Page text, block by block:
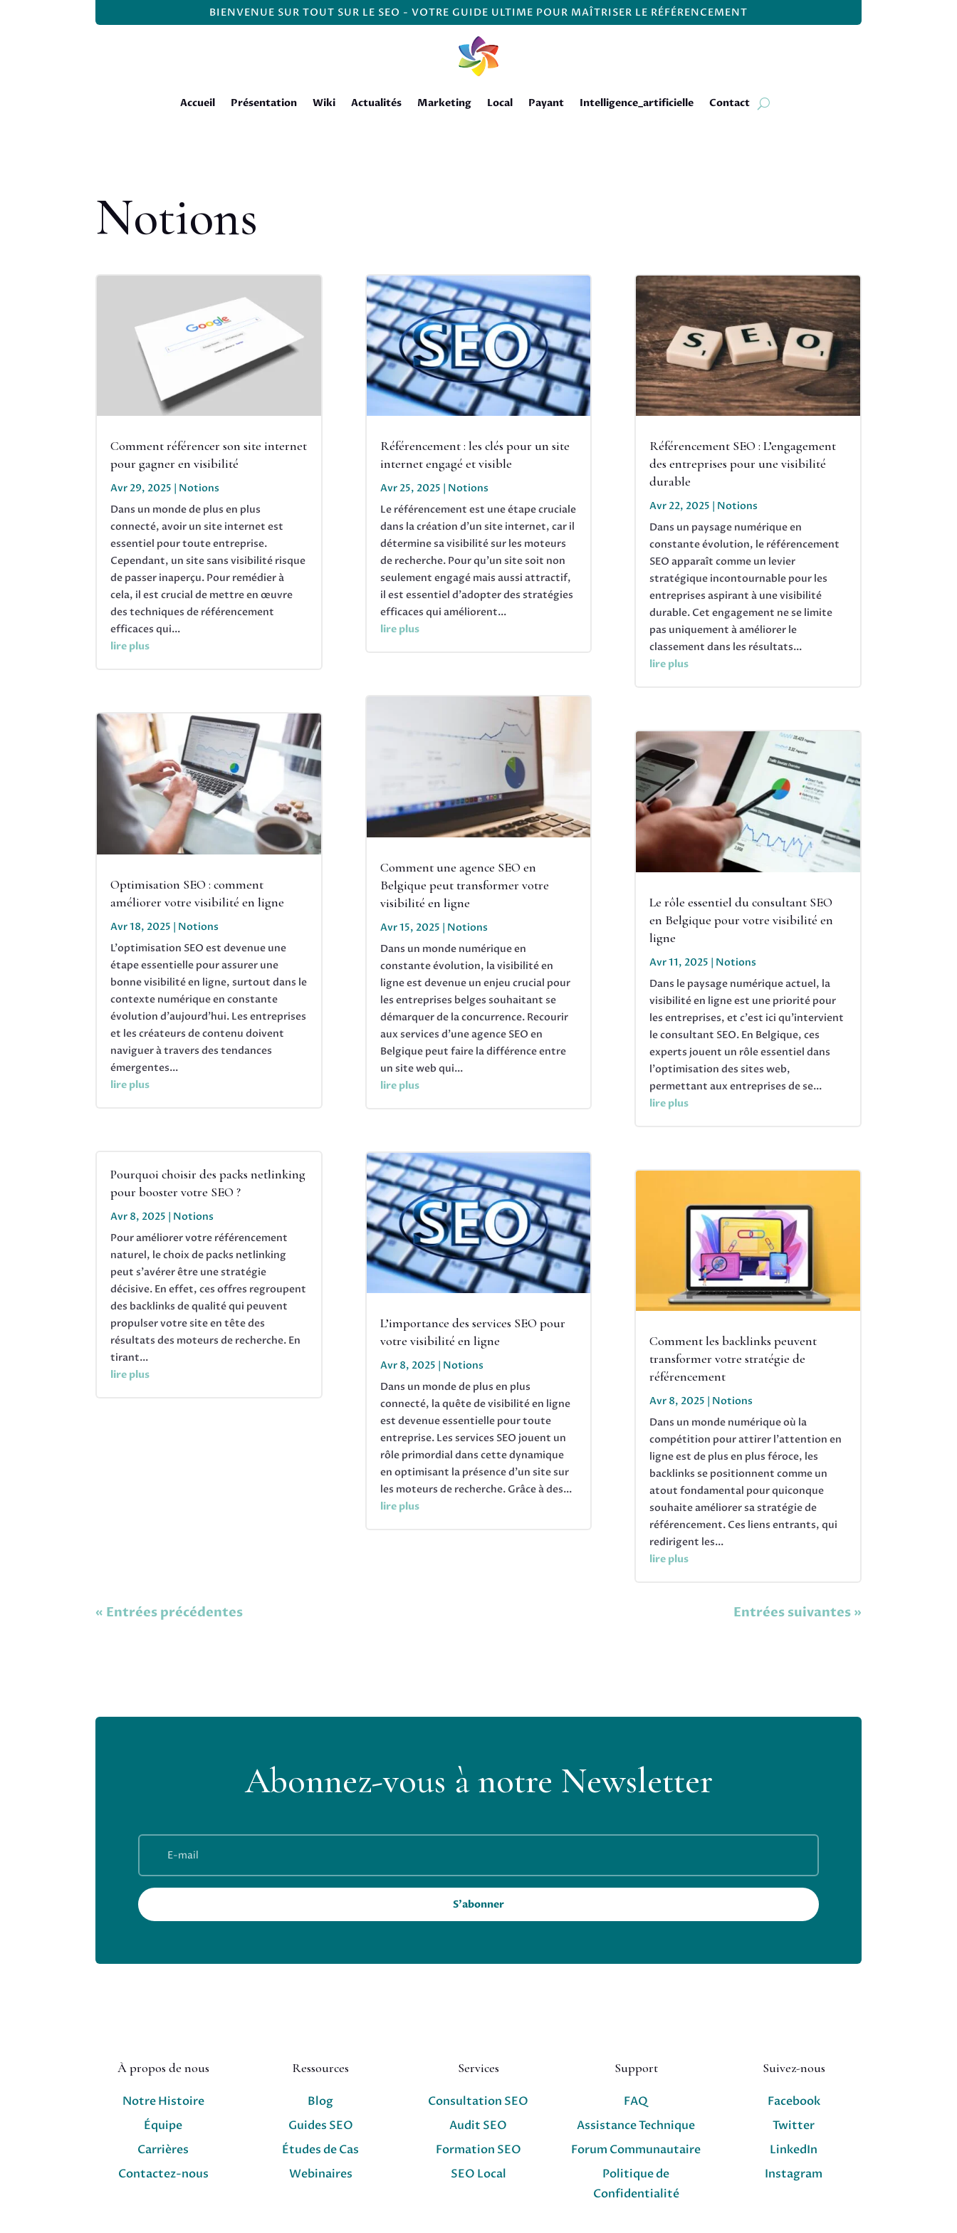
BIENVENUE SUR TOUT SUR LE SEO - VOTRE GUIDE ULTIME POUR MAÎTRISER LE RÉFÉRENCEMENT
Accueil Présentation Wiki Actualités Marketing Local Payant Intelligence_artificielle Contact
Notions
Comment référencer son site internet
pour gagner en visibilité
Avr 29, 2025
Notions
Dans un monde de plus en plus
connecté, avoir un site internet est
essentiel pour toute entreprise.
Cependant, un site sans visibilité risque
de passer inaperçu. Pour remédier à
cela, il est crucial de mettre en œuvre
des techniques de référencement
efficaces qui...
lire plus
Optimisation SEO : comment
améliorer votre visibilité en ligne
Avr 18, 2025 | Notions
L'optimisation SEO est devenue une
étape essentielle pour assurer une
bonne visibilité en ligne, surtout dans le
contexte numérique en constante
évolution d'aujourd'hui. Les entreprises
et les créateurs de contenu doivent
naviguer à travers des tendances
émergentes...
lire plus
Pourquoi choisir des packs netlinking
pour booster votre SEO ?
Avr 8, 2025 | Notions
Pour améliorer votre référencement
naturel, le choix de packs netlinking
peut s'avérer être une stratégie
décisive. En effet, ces offres regroupent
des backlinks de qualité qui peuvent
propulser votre site en tête des
résultats des moteurs de recherche. En
tirant...
lire plus
Référencement : les clés pour un site
internet engagé et visible
Avr 25, 2025
Notions
Le référencement est une étape cruciale
dans la création d'un site internet, car il
détermine sa visibilité sur les moteurs
de recherche. Pour qu'un site soit non
seulement engagé mais aussi attractif,
il est essentiel d'adopter des stratégies
efficaces qui améliorent...
lire plus
Comment une agence SEO en
Belgique peut transformer votre
visibilité en ligne
Avr 15, 2025 | Notions
Dans un monde numérique en
constante évolution, la visibilité en
ligne est devenue un enjeu crucial pour
les entreprises belges souhaitant se
démarquer de la concurrence. Recourir
aux services d'une agence SEO en
Belgique peut faire la différence entre
un site web qui...
lire plus
L’importance des services SEO pour
votre visibilité en ligne
Avr 8, 2025 | Notions
Dans un monde de plus en plus
connecté, la quête de visibilité en ligne
est devenue essentielle pour toute
entreprise. Les services SEO jouent un
rôle primordial dans cette dynamique
en optimisant la présence d'un site sur
les moteurs de recherche. Grâce à des...
lire plus
Référencement SEO : L’engagement
des entreprises pour une visibilité
durable
Avr 22, 2025
Notions
Dans un paysage numérique en
constante évolution, le référencement
SEO apparaît comme un levier
stratégique incontournable pour les
entreprises aspirant à une visibilité
durable. Cet engagement ne se limite
pas uniquement à améliorer le
classement dans les résultats...
lire plus
Le rôle essentiel du consultant SEO
en Belgique pour votre visibilité en
ligne
Avr 11, 2025 | Notions
Dans le paysage numérique actuel, la
visibilité en ligne est une priorité pour
les entreprises, et c'est ici qu'intervient
le consultant SEO. En Belgique, ces
experts jouent un rôle essentiel dans
l'optimisation des sites web,
permettant aux entreprises de se...
lire plus
Comment les backlinks peuvent
transformer votre stratégie de
référencement
Avr 8, 2025 | Notions
Dans un monde numérique où la
compétition pour attirer l'attention en
ligne est de plus en plus féroce, les
backlinks se positionnent comme un
atout fondamental pour quiconque
souhaite améliorer sa stratégie de
référencement. Ces liens entrants, qui
redirigent les...
lire plus
« Entrées précédentes Entrées suivantes »
Abonnez-vous à notre Newsletter
S'abonner
À propos de nous
Notre Histoire
Équipe
Carrières
Contactez-nous
Ressources
Blog
Guides SEO
Études de Cas
Webinaires
Services
Consultation SEO
Audit SEO
Formation SEO
SEO Local
Support
FAQ
Assistance Technique
Forum Communautaire
Politique de
Confidentialité
Suivez-nous
Facebook
Twitter
LinkedIn
Instagram